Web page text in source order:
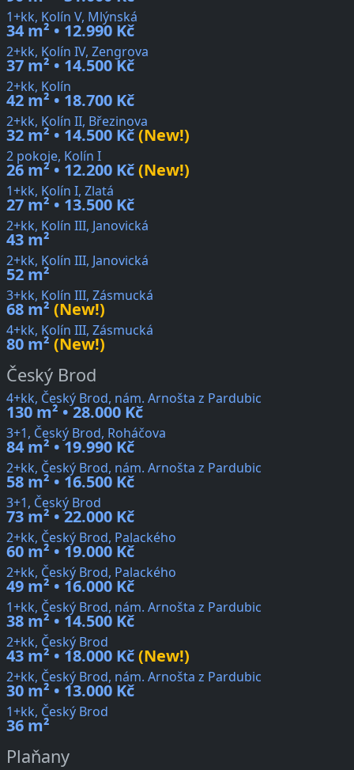
1+kk, Kolín V, Mlýnská
34 m² • 12.990 Kč
2+kk, Kolín IV, Zengrova
37 m² • 14.500 Kč
2+kk, Kolín
42 m² • 18.700 Kč
2+kk, Kolín II, Březinova
32 m² • 14.500 Kč(New!)
2 pokoje, Kolín I
26 m² • 12.200 Kč(New!)
1+kk, Kolín I, Zlatá
27 m² • 13.500 Kč
2+kk, Kolín III, Janovická
43 m²
2+kk, Kolín III, Janovická
52 m²
3+kk, Kolín III, Zásmucká
68 m² (New!)
4+kk, Kolín III, Zásmucká
80 m² (New!)
Český Brod
4+kk, Český Brod, nám. Arnošta z Pardubic
130 m² • 28.000 Kč
3+1, Český Brod, Roháčova
84 m² • 19.990 Kč
2+kk, Český Brod, nám. Arnošta z Pardubic
58 m² • 16.500 Kč
3+1, Český Brod
73 m² • 22.000 Kč
2+kk, Český Brod, Palackého
60 m² • 19.000 Kč
2+kk, Český Brod, Palackého
49 m² • 16.000 Kč
1+kk, Český Brod, nám. Arnošta z Pardubic
38 m² • 14.500 Kč
2+kk, Český Brod
43 m² • 18.000 Kč(New!)
2+kk, Český Brod, nám. Arnošta z Pardubic
30 m² • 13.000 Kč
1+kk, Český Brod
36 m²
Plaňany